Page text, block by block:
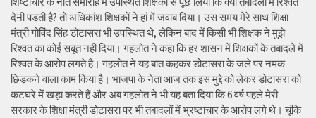
देनी पड़ती है? तो अधिकांश शिक्षकों ने हां में जवाब दिया। उस समय मेरे साथ शिक्षा
मंत्री गोविंद सिंह डोटासरा भी उपस्थित थे, लेकिन बाद में किसी भी शिक्षक ने मुझे
रिश्वत का कोई सबूत नहीं दिया। गहलोत ने कहा कि हर शासन में शिक्षकों के तबादले में
रिश्वत के आरोप लगते है। गहलोत ने यह बात कहकर डोटासरा के जले पर नमक
छिड़कने वाला काम किया है। भाजपा के नेता आज तक इस मुद्दे को लेकर डोटासरा को
कटघरे में खड़ा करते हैं और अब गहलोत ने भी यह बता दिया कि 6 वर्ष पहले मेरी
सरकार के शिक्षा मंत्री डोटासरा पर भी तबादलों में भ्रष्टाचार के आरोप लगे थे। चूंकि